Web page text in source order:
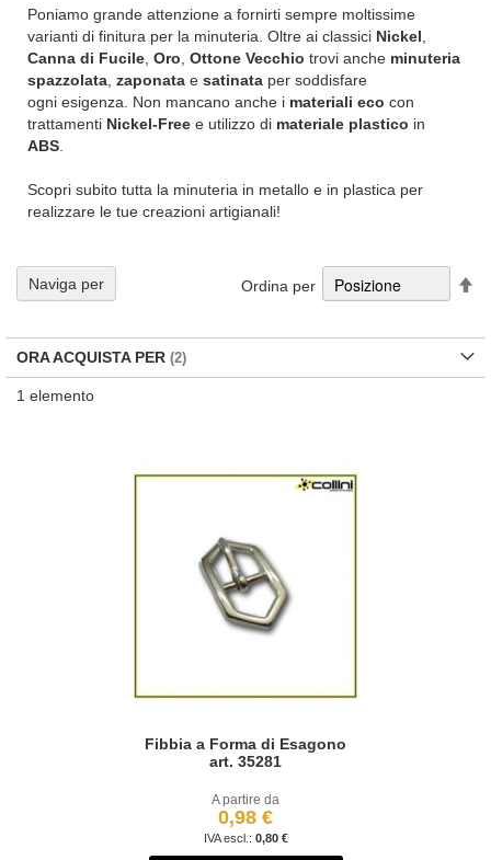
Poniamo grande attenzione a fornirti sempre moltissime
varianti di finitura per la minuteria. Oltre ai classici Nickel
Canna di Fucile Oro Ottone Vecchio trovi anche minuteria
spazzolata zaponata e satinata per soddisfare
ogni esigenza. Non mancano anche i materiali eco con
trattamenti Nickel-Free e utilizzo di materiale plastico in
ABS
Scopri subito tutta la minuteria in metallo e in plastica per
realizzare le tue creazioni artigianali!
1 elemento
Ordina per
Fibbia a Forma di Esagono
art. 35281
A partire da
0,98 €
0,80 €
Naviga per
ORA ACQUISTA PER